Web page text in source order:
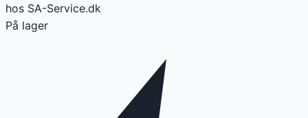
hos SA-Service.dk
På lager